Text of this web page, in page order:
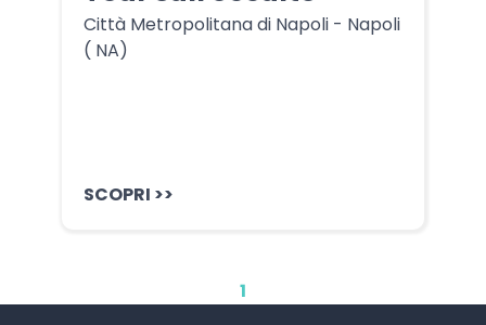
Città Metropolitana di Napoli - Napoli
( NA)
SCOPRI >>
1